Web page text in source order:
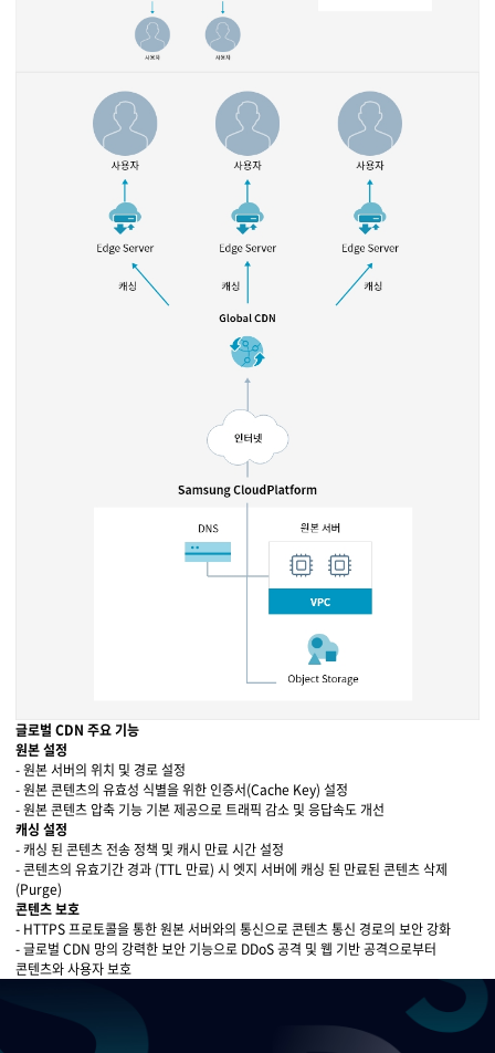
삼성 클라우드 플랫폼 (Samsung Cloud Platform, SCP)
원본 서버(VM/VPC) - DMS - Object Storage
Samsung Cloud Platform → 인터넷 → Global CDN → (캐싱) → (여러 개의) Edge
글로벌 CDN 주요 기능
원본 설정
- 원본 서버의 위치 및 경로 설정
- 원본 콘텐츠의 유효성 식별을 위한 인증서(Cache Key) 설정
- 원본 콘텐츠 압축 기능 기본 제공으로 트래픽 감소 및 응답속도 개선
캐싱 설정
- 캐싱 된 콘텐츠 전송 정책 및 캐시 만료 시간 설정
- 콘텐츠의 유효기간 경과 (TTL 만료) 시 엣지 서버에 캐싱 된 만료된 콘텐츠 삭제
(Purge)
콘텐츠 보호
- HTTPS 프로토콜을 통한 원본 서버와의 통신으로 콘텐츠 통신 경로의 보안 강화
- 글로벌 CDN 망의 강력한 보안 기능으로 DDoS 공격 및 웹 기반 공격으로부터
콘텐츠와 사용자 보호